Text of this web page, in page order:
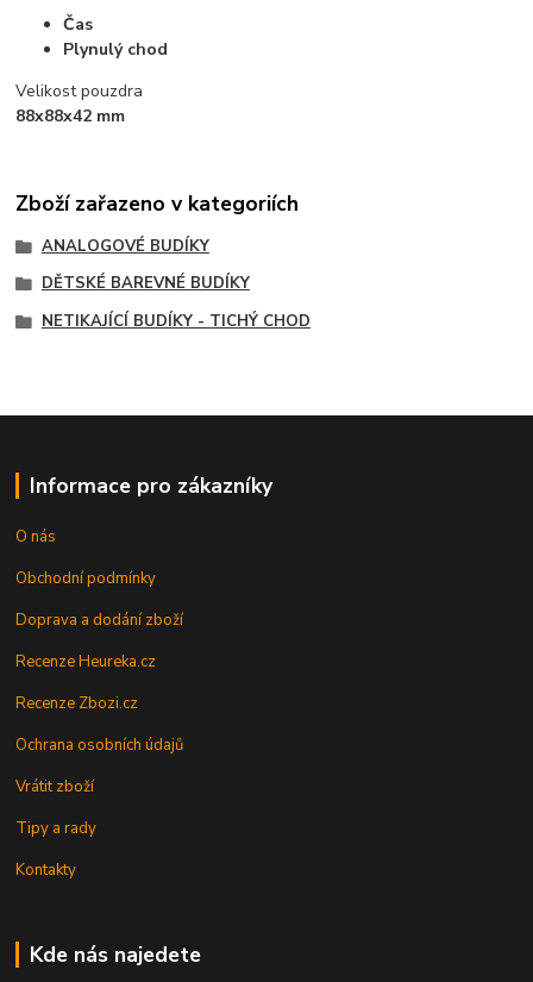
Čas
Plynulý chod
Velikost pouzdra
88x88x42 mm
Zboží zařazeno v kategoriích
ANALOGOVÉ BUDÍKY
DĚTSKÉ BAREVNÉ BUDÍKY
NETIKAJÍCÍ BUDÍKY - TICHÝ CHOD
Informace pro zákazníky
O nás
Obchodní podmínky
Doprava a dodání zboží
Recenze Heureka.cz
Recenze Zbozi.cz
Ochrana osobních údajů
Vrátit zboží
Tipy a rady
Kontakty
Kde nás najedete